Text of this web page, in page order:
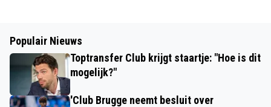
Populair Nieuws
Toptransfer Club krijgt staartje: "Hoe is dit
mogelijk?"
'Club Brugge neemt besluit over